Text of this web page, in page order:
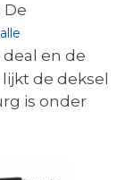
De
en de
de deksel
is onder